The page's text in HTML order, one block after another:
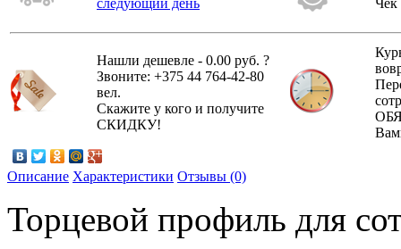
Нашли дешевле - 0.00 руб. ?
Звоните: +375 44 764-42-80
вел.
Скажите у кого и получите
СКИДКУ!
Описание Характеристики Отзывы (0)
Торцевой профиль для